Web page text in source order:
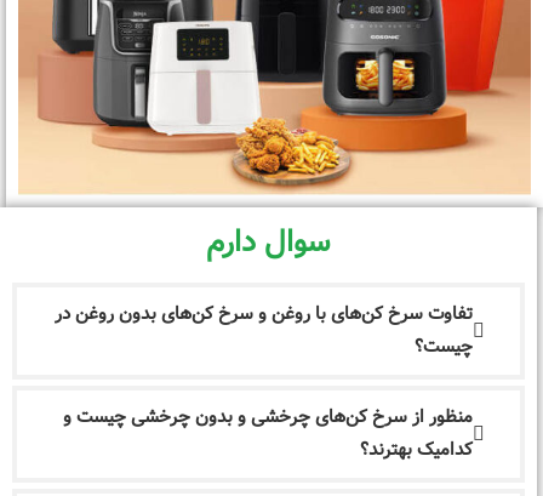
سوال دارم
تفاوت سرخ کن‌های با روغن و سرخ کن‌های بدون روغن در
چیست؟
منظور از سرخ کن‌های چرخشی و بدون چرخشی چیست و
کدامیک بهترند؟